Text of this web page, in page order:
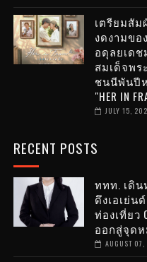
เตรียมสัม
งดงามข
อดุลยเด
สมเด็จพร
ชนนีพันปี
"HER IN
JULY 15,
RECENT POSTS
ททท. เดินห
ดึงเอเย่น
ท่องเที่ยว
ออกสู่จุด
AUGUST